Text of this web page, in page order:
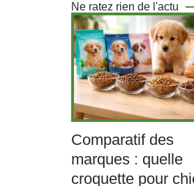
Ne ratez rien de l'actu
Comparatif des
marques : quelle
croquette pour